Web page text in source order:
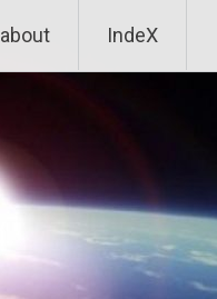
about IndeX